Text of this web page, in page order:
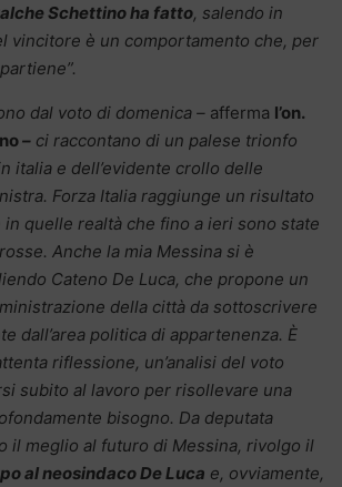
Schettino ha fatto, salendo in
vincitore è un comportamento che, per
dal voto di domenica – afferma l’on.
– ci raccontano di un palese trionfo
italia e dell’evidente crollo delle
Forza Italia raggiunge un risultato
quelle realtà che fino a ieri sono state
Anche la mia Messina si è
Cateno De Luca, che propone un
della città da sottoscrivere
dall’area politica di appartenenza. È
riflessione, un’analisi del voto
subito al lavoro per risollevare una
bisogno. Da deputata
il meglio al futuro di Messina, rivolgo il
al neosindaco De Luca e, ovviamente,